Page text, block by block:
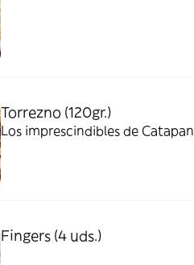
Torrezno (120gr.)
Los imprescindibles de Catapan
Fingers (4 uds.)